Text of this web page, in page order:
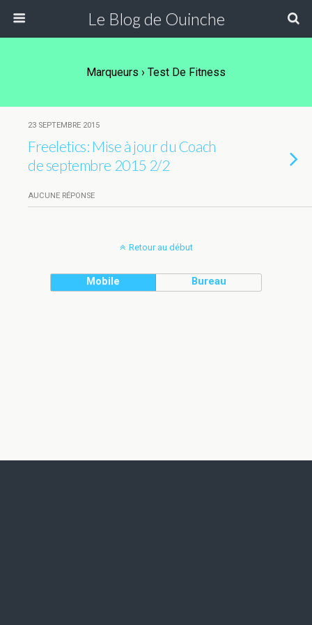
Le Blog de Ouinche
Marqueurs › Test De Fitness
23 SEPTEMBRE 2015
Freeletics: Mise à jour du Coach
de septembre 2015 2/2
AUCUNE RÉPONSE
Retour au début
Mobile Bureau